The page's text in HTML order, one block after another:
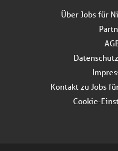
Über Jobs für
Kontakt zu Jobs
Cookie-